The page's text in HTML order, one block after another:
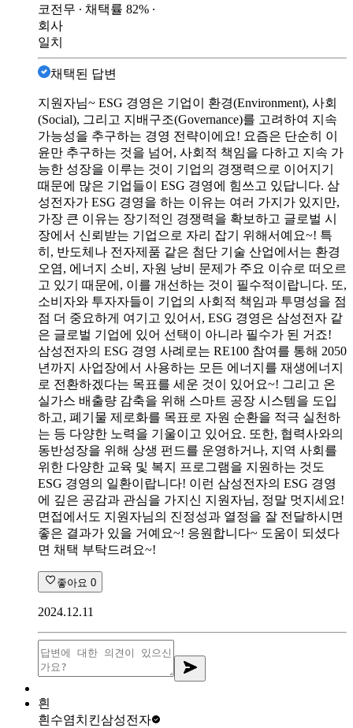
코전무 ∙ 채택률 82% ∙
회사
일치
채택된 답변
지원자님~ ESG 경영은 기업이 환경(Environment), 사회
(Social), 그리고 지배구조(Governance)를 고려하여 지속
가능성을 추구하는 경영 전략이에요! 요즘은 단순히 이
윤만 추구하는 것을 넘어, 사회적 책임을 다하고 지속 가
능한 성장을 이루는 것이 기업의 경쟁력으로 이어지기
때문에 많은 기업들이 ESG 경영에 힘쓰고 있답니다. 삼
성전자가 ESG 경영을 하는 이유는 여러 가지가 있지만,
가장 큰 이유는 장기적인 경쟁력을 확보하고 글로벌 시
장에서 신뢰받는 기업으로 자리 잡기 위해서예요~! 특
히, 반도체나 전자제품 같은 첨단 기술 산업에서는 환경
오염, 에너지 소비, 자원 낭비 문제가 주요 이슈로 떠오르
고 있기 때문에, 이를 개선하는 것이 필수적이랍니다. 또,
소비자와 투자자들이 기업의 사회적 책임과 투명성을 점
점 더 중요하게 여기고 있어서, ESG 경영은 삼성전자 같
은 글로벌 기업에 있어 선택이 아니라 필수가 된 거죠!
삼성전자의 ESG 경영 사례로는 RE100 참여를 통해 2050
년까지 사업장에서 사용하는 모든 에너지를 재생에너지
로 전환하겠다는 목표를 세운 것이 있어요~! 그리고 온
실가스 배출량 감축을 위해 스마트 공장 시스템을 도입
하고, 폐기물 제로화를 목표로 자원 순환을 적극 실천하
는 등 다양한 노력을 기울이고 있어요. 또한, 협력사와의
동반성장을 위해 상생 펀드를 운영하거나, 지역 사회를
위한 다양한 교육 및 복지 프로그램을 지원하는 것도
ESG 경영의 일환이랍니다! 이런 삼성전자의 ESG 경영
에 깊은 공감과 관심을 가지신 지원자님, 정말 멋지세요!
면접에서도 지원자님의 진정성과 열정을 잘 전달하시면
좋은 결과가 있을 거예요~! 응원합니다~ 도움이 되셨다
면 채택 부탁드려요~!
좋아요 0
2024.12.11
흰
흰수염치킨삼성전자